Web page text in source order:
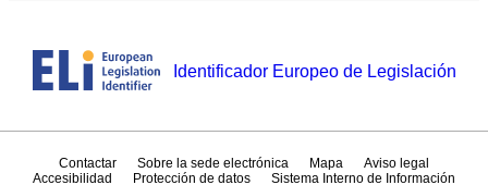
Identificador Europeo de Legislación
Contactar Sobre la sede electrónica Mapa
Aviso legal
Accesibilidad
Protección de datos Sistema Interno de Información